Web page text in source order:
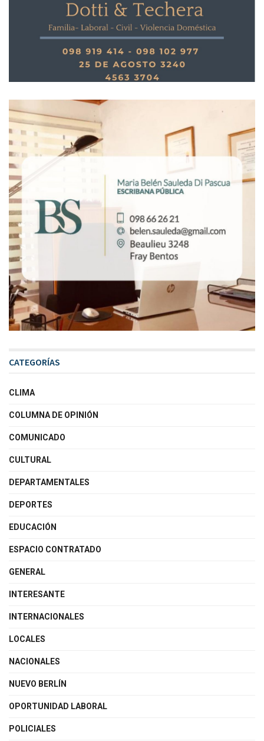
CATEGORÍAS
CLIMA
COLUMNA DE OPINIÓN
COMUNICADO
CULTURAL
DEPARTAMENTALES
DEPORTES
EDUCACIÓN
ESPACIO CONTRATADO
GENERAL
INTERESANTE
INTERNACIONALES
LOCALES
NACIONALES
NUEVO BERLÍN
OPORTUNIDAD LABORAL
POLICIALES